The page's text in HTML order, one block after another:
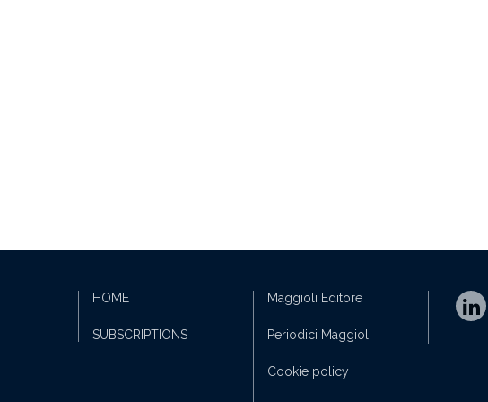
HOME
SUBSCRIPTIONS
Maggioli Editore
Periodici Maggioli
Cookie policy